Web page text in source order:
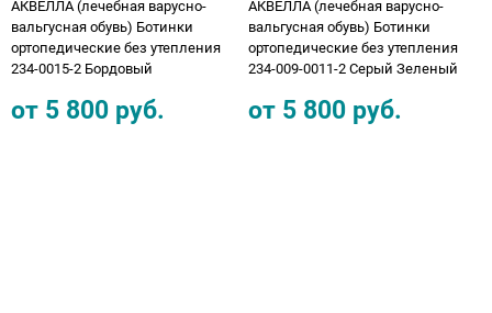
АКВЕЛЛА (лечебная варусно-
вальгусная обувь) Ботинки
ортопедические без утепления
234-0015-2 Бордовый
от 5 800 руб.
АКВЕЛЛА (лечебная варусно-
вальгусная обувь) Ботинки
ортопедические без утепления
234-009-0011-2 Серый Зеленый
от 5 800 руб.